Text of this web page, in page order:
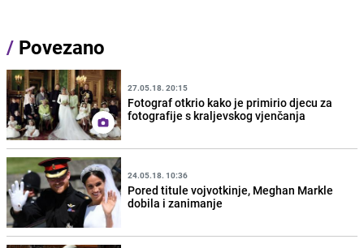
/ Povezano
27.05.18. 20:15
Fotograf otkrio kako je primirio djecu za
fotografije s kraljevskog vjenčanja
24.05.18. 10:36
Pored titule vojvotkinje, Meghan Markle
dobila i zanimanje